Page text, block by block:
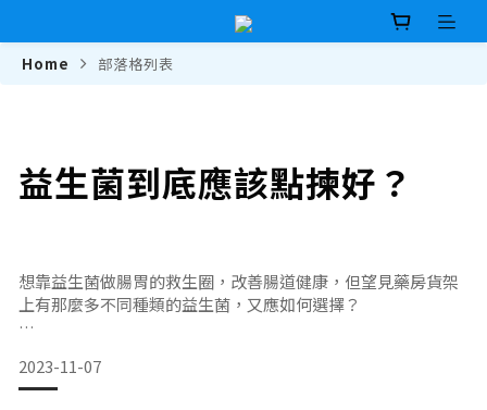
Home 部落格列表
益生菌到底應該點揀好？
想靠益生菌做腸胃的救生圈，改善腸道健康，但望見藥房貨架
上有那麼多不同種類的益生菌，又應如何選擇？
1.益生菌有過百種
2023-11-07